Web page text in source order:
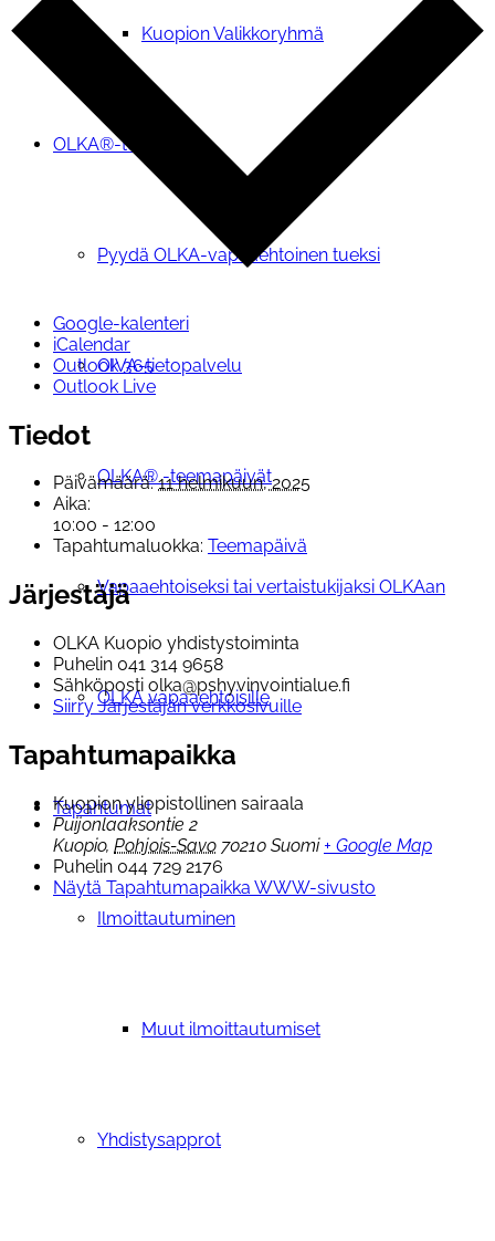
Kuopion Valikkoryhmä
OLKA®-toiminta
Pyydä OLKA-vapaaehtoinen tueksi
OIVA-tietopalvelu
OLKA® -teemapäivät
Vapaaehtoiseksi tai vertaistukijaksi OLKAan
OLKA vapaaehtoisille
Tapahtumat
Ilmoittautuminen
Muut ilmoittautumiset
Yhdistysapprot
Google-kalenteri
iCalendar
Outlook 365
Outlook Live
Tiedot
Päivämäärä: 11 helmikuun, 2025
Aika:
10:00 - 12:00
Tapahtumaluokka: Teemapäivä
Järjestäjä
OLKA Kuopio yhdistystoiminta
Puhelin 041 314 9658
Sähköposti olka@pshyvinvointialue.fi
Siirry Järjestäjän verkkosivuille
Tapahtumapaikka
Kuopion yliopistollinen sairaala
Puijonlaaksontie 2
Kuopio, Pohjois-Savo 70210 Suomi + Google Map
Puhelin 044 729 2176
Näytä Tapahtumapaikka WWW-sivusto